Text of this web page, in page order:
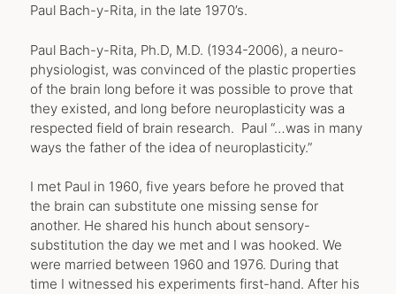
Paul Bach-y-Rita, in the late 1970’s.
Paul Bach-y-Rita, Ph.D, M.D. (1934-2006), a neuro-
physiologist, was convinced of the plastic properties
of the brain long before it was possible to prove that
they existed, and long before neuroplasticity was a
respected field of brain research. Paul “…was in many
ways the father of the idea of neuroplasticity.”
I met Paul in 1960, five years before he proved that
the brain can substitute one missing sense for
another. He shared his hunch about sensory-
substitution the day we met and I was hooked. We
were married between 1960 and 1976. During that
time I witnessed his experiments first-hand. After his